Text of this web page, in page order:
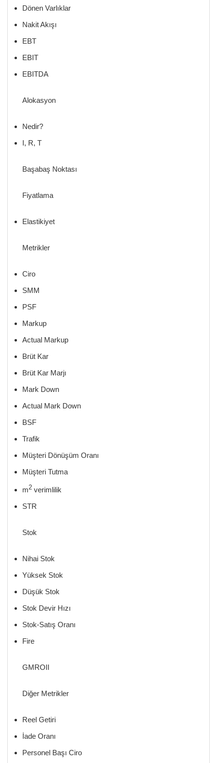
Dönen Varlıklar
Nakit Akışı
EBT
EBIT
EBITDA
Alokasyon
Nedir?
I, R, T
Başabaş Noktası
Fiyatlama
Elastikiyet
Metrikler
Ciro
SMM
PSF
Markup
Actual Markup
Brüt Kar
Brüt Kar Marjı
Mark Down
Actual Mark Down
BSF
Trafik
Müşteri Dönüşüm Oranı
Müşteri Tutma
m2 verimlilik
STR
Stok
Nihai Stok
Yüksek Stok
Düşük Stok
Stok Devir Hızı
Stok-Satış Oranı
Fire
GMROII
Diğer Metrikler
Reel Getiri
İade Oranı
Personel Başı Ciro